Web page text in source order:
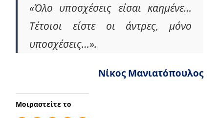
«Όλο υποσχέσεις είσαι καημένε…
Τέτοιοι είστε οι άντρες, μόνο
υποσχέσεις…».
Νίκος Μανιατόπουλος
Μοιραστείτε το